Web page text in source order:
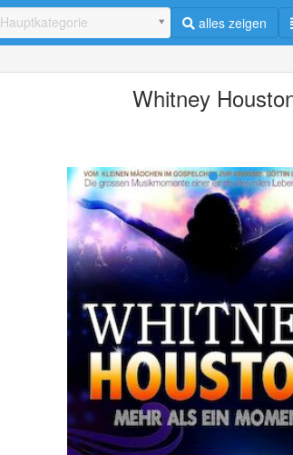
Hauptkategorie alles zeigen
Whitney